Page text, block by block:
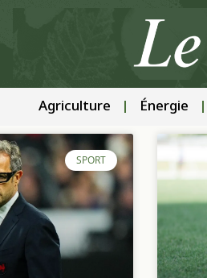
Agriculture Énergie
SPORT